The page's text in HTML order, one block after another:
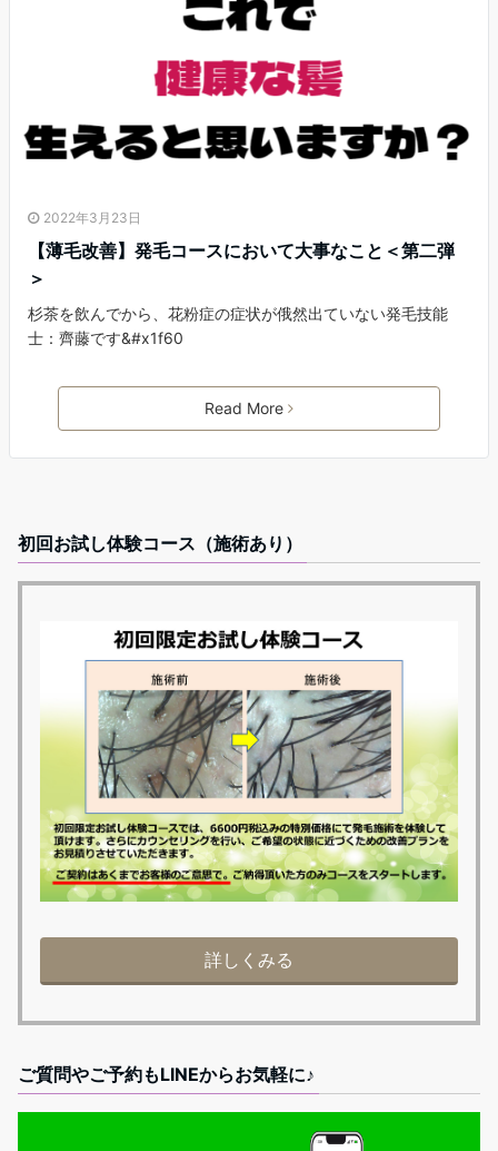
2022年3月23日
【薄毛改善】発毛コースにおいて大事なこと＜第二弾
＞
杉茶を飲んでから、花粉症の症状が俄然出ていない発毛技能
士：齊藤です&#x1f60
Read More
初回お試し体験コース（施術あり）
詳しくみる
ご質問やご予約もLINEからお気軽に♪